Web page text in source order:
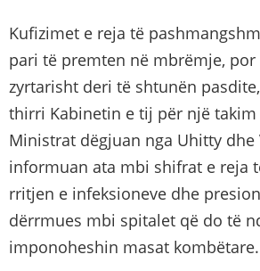
Kufizimet e reja të
pari të premten në mbrëmje,
zyrtarisht deri të shtunën
thirri Kabinetin e tij për një
Ministrat dëgjuan nga Uhitty dhe
informuan ata mbi shifrat e reja
rritjen e infeksioneve dhe
dërrmues mbi spitalet që do të
imponoheshin masat kombëtare.